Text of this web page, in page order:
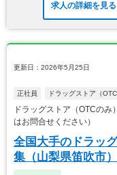
求人の詳細を見る
更新日：2026年5月25日
正社員 ドラッグストア（OTC
ドラッグストア（OTCの
はお問合せください）
全国大手のドラッ
集（山梨県笛吹市）